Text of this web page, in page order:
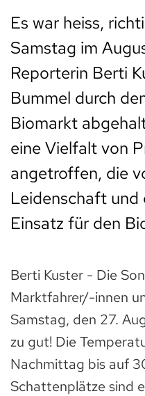
Es war heiss,
Samstag im
Reporterin Berti
Bummel durch
Biomarkt
eine Vielfalt von
angetroffen, die
Leidenschaft und
Einsatz für den
Berti Kuster - Die
Marktfahrer/-innen
Samstag, den 27.
zu gut! Die
Nachmittag bis auf
Schattenplätze sind